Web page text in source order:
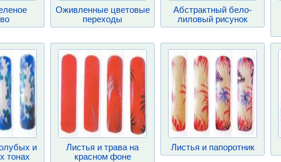
Оживленные цветовые
переходы
Абстрактный бело-
лиловый рисунок
и
тонах
Листья и трава на
красном фоне
Листья и папоротник